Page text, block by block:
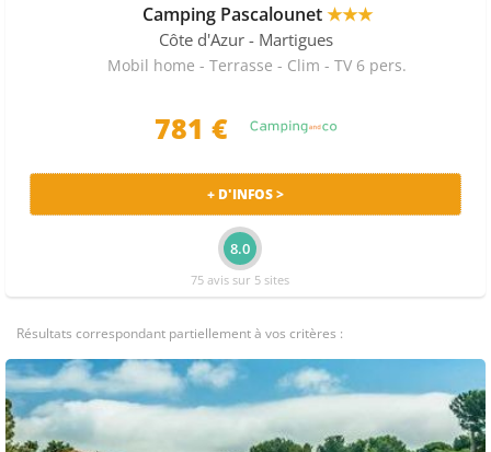
Camping Pascalounet★★★
Côte d'Azur - Martigues
Mobil home - Terrasse - Clim - TV 6 pers.
781 €
+ D'INFOS >
8.0
75 avis sur 5 sites
Résultats correspondant partiellement à vos critères :